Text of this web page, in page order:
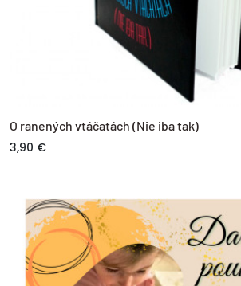
O ranených vtáčatách (Nie iba tak)
3,90 €